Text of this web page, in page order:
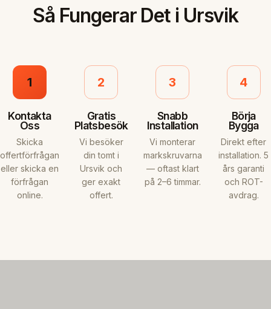
Så Fungerar Det i Ursvik
1
Kontakta
Oss
Skicka
offertförfrågan
eller skicka en
förfrågan
online.
2
Gratis
Platsbesök
Vi besöker
din tomt i
Ursvik och
ger exakt
offert.
3
Snabb
Installation
Vi monterar
markskruvarna
— oftast klart
på 2–6 timmar.
4
Börja
Bygga
Direkt efter
installation. 5
års garanti
och ROT-
avdrag.